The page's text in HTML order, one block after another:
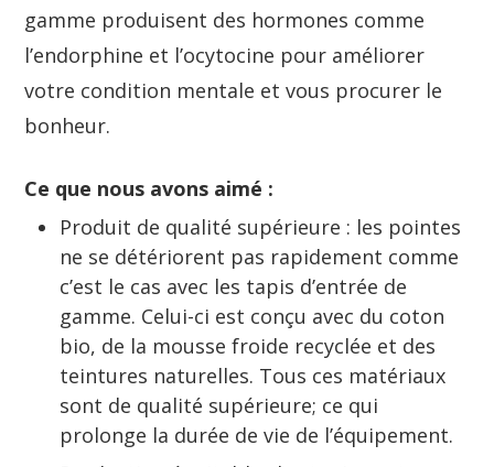
gamme produisent des hormones comme
l’endorphine et l’ocytocine pour améliorer
votre condition mentale et vous procurer le
bonheur.
Ce que nous avons aimé :
Produit de qualité supérieure : les pointes
ne se détériorent pas rapidement comme
c’est le cas avec les tapis d’entrée de
gamme. Celui-ci est conçu avec du coton
bio, de la mousse froide recyclée et des
teintures naturelles. Tous ces matériaux
sont de qualité supérieure; ce qui
prolonge la durée de vie de l’équipement.